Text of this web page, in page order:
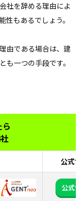
社を辞める理由によ
もあるでしょう。
由である場合は、建
も一つの手段です。
公式サ
公式サ